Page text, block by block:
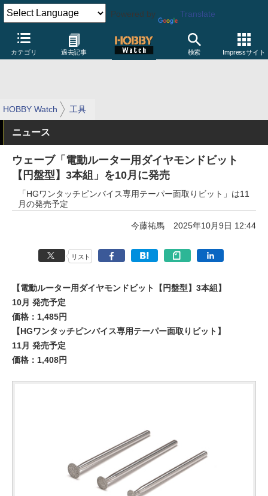
Powered by Translate
カテゴリ 過去記事 検索 Impressサイト
HOBBY Watch 工具
ニュース
ウェーブ「電動ルーター用ダイヤモンドビット
【円盤型】3本組」を10月に発売
「HGワンタッチピンバイス専用テーパー面取りビット」は11
月の発売予定
今藤祐馬 2025年10月9日 12:44
リスト
【電動ルーター用ダイヤモンドビット【円盤型】3本組】
10月 発売予定
価格：1,485円
【HGワンタッチピンバイス専用テーパー面取りビット】
11月 発売予定
価格：1,408円